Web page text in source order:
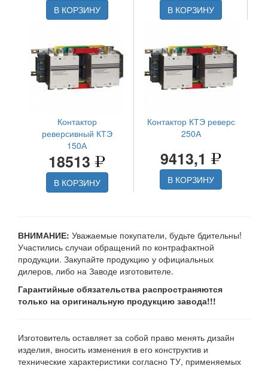
В КОРЗИНУ В КОРЗИНУ
Контактор
реверсивный КТЭ
150А
18513
В КОРЗИНУ
Контактор КТЭ реверс
250А
9413,1
В КОРЗИНУ
ВНИМАНИЕ: Уважаемые покупатели, будьте бдительны!
Участились случаи обращений по контрафактной
продукции. Закупайте продукцию у официальных
дилеров, либо на Заводе изготовителе.
Гарантийные обязательства распространяются
только на оригинальную продукцию завода!!!
Изготовитель оставляет за собой право менять дизайн
изделия, вносить изменения в его конструктив и
технические характеристики согласно ТУ, применяемых